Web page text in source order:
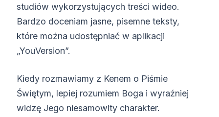
studiów wykorzystujących treści wideo.
Bardzo doceniam jasne, pisemne teksty,
które można udostępniać w aplikacji
„YouVersion”.
Kiedy rozmawiamy z Kenem o Piśmie
Świętym, lepiej rozumiem Boga i wyraźniej
widzę Jego niesamowity charakter.